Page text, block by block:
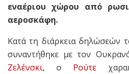
εναέριου χώρου από
αεροσκάφη.
Κατά τη διάρκεια δηλώσεών
συναντήθηκε με τον
Ζελένσκι, ο Ρούτε